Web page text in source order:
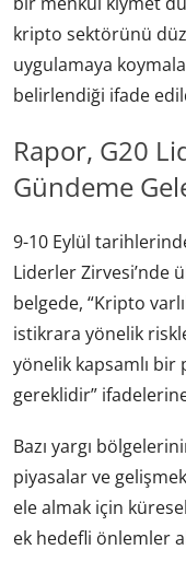
kripto sektörünü
uygulamaya
belirlendiği ifade
Rapor, G20
Gündeme
9-10 Eylül
Liderler Zirvesi’nde
belgede, “Kripto
istikrara yönelik
yönelik kapsamlı
gereklidir”
Bazı yargı
piyasalar ve
ele almak için
ek hedefli önlemler